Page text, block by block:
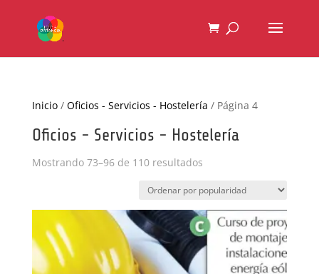
Inicio/ Oficios - Servicios - Hostelería / Página 4
Oficios - Servicios - Hostelería
Mostrando 73–96 de 110 resultadosOrdenado
popularidad